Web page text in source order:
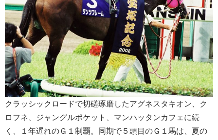
クラッシックロードで切磋琢磨したアグネスタキオン、ク
ロフネ、ジャングルポケット、マンハッタンカフェに続
く、１年遅れのＧ１制覇。同期で５頭目のＧ１馬は、夏の